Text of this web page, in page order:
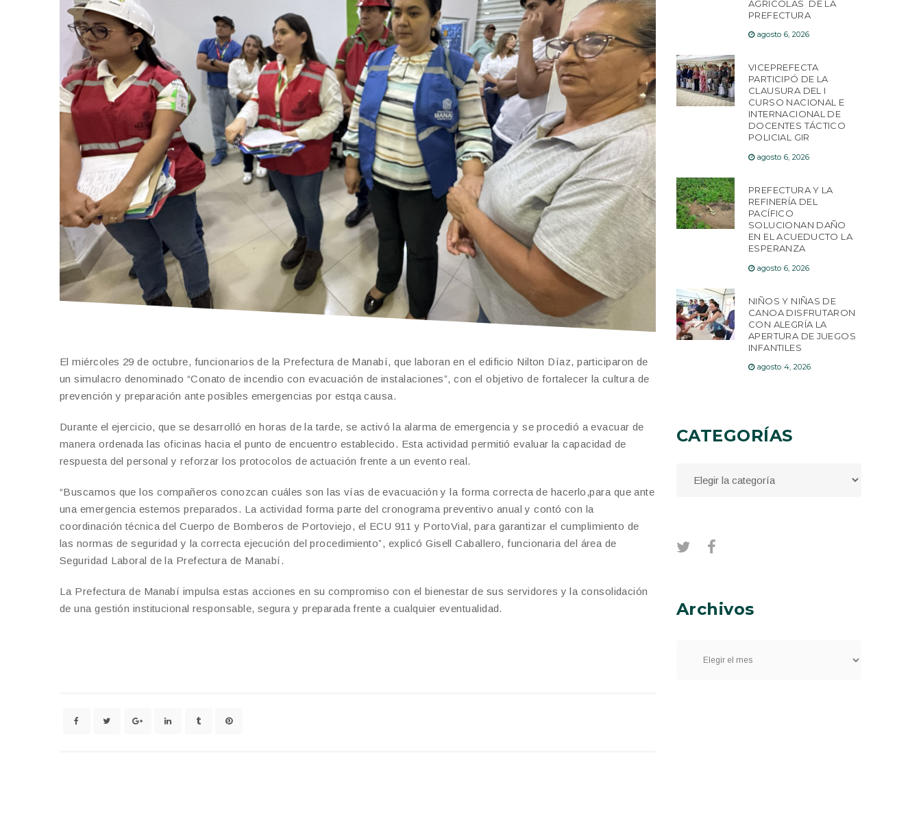
El miércoles 29 de octubre, funcionarios de la Prefectura de Manabí, que laboran en el edificio Nilton Díaz, participaron de
un simulacro denominado “Conato de incendio con evacuación de instalaciones”, con el objetivo de fortalecer la cultura de
prevención y preparación ante posibles emergencias por estqa causa.
Durante el ejercicio, que se desarrolló en horas de la tarde, se activó la alarma de emergencia y se procedió a evacuar de
manera ordenada las oficinas hacia el punto de encuentro establecido. Esta actividad permitió evaluar la capacidad de
respuesta del personal y reforzar los protocolos de actuación frente a un evento real.
“Buscamos que los compañeros conozcan cuáles son las vías de evacuación y la forma correcta de hacerlo,para que ante
una emergencia estemos preparados. La actividad forma parte del cronograma preventivo anual y contó con la
coordinación técnica del Cuerpo de Bomberos de Portoviejo, el ECU 911 y PortoVial, para garantizar el cumplimiento de
las normas de seguridad y la correcta ejecución del procedimiento”, explicó Gisell Caballero, funcionaria del área de
Seguridad Laboral de la Prefectura de Manabí.
La Prefectura de Manabí impulsa estas acciones en su compromiso con el bienestar de sus servidores y la consolidación
de una gestión institucional responsable, segura y preparada frente a cualquier eventualidad.
AGRÍCOLAS DE LA
PREFECTURA
agosto 6, 2026
VICEPREFECTA
PARTICIPÓ DE LA
CLAUSURA DEL I
CURSO NACIONAL E
INTERNACIONAL DE
DOCENTES TÁCTICO
POLICIAL GIR
agosto 6, 2026
PREFECTURA Y LA
REFINERÍA DEL
PACÍFICO
SOLUCIONAN DAÑO
EN EL ACUEDUCTO LA
ESPERANZA
agosto 6, 2026
NIÑOS Y NIÑAS DE
CANOA DISFRUTARON
CON ALEGRÍA LA
APERTURA DE JUEGOS
INFANTILES
agosto 4, 2026
CATEGORÍAS
Archivos